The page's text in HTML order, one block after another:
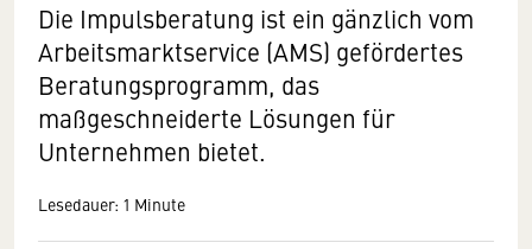
Die Impulsberatung ist ein gänzlich vom
Arbeitsmarktservice (AMS) gefördertes
Beratungsprogramm, das
maßgeschneiderte Lösungen für
Unternehmen bietet.
Lesedauer: 1 Minute